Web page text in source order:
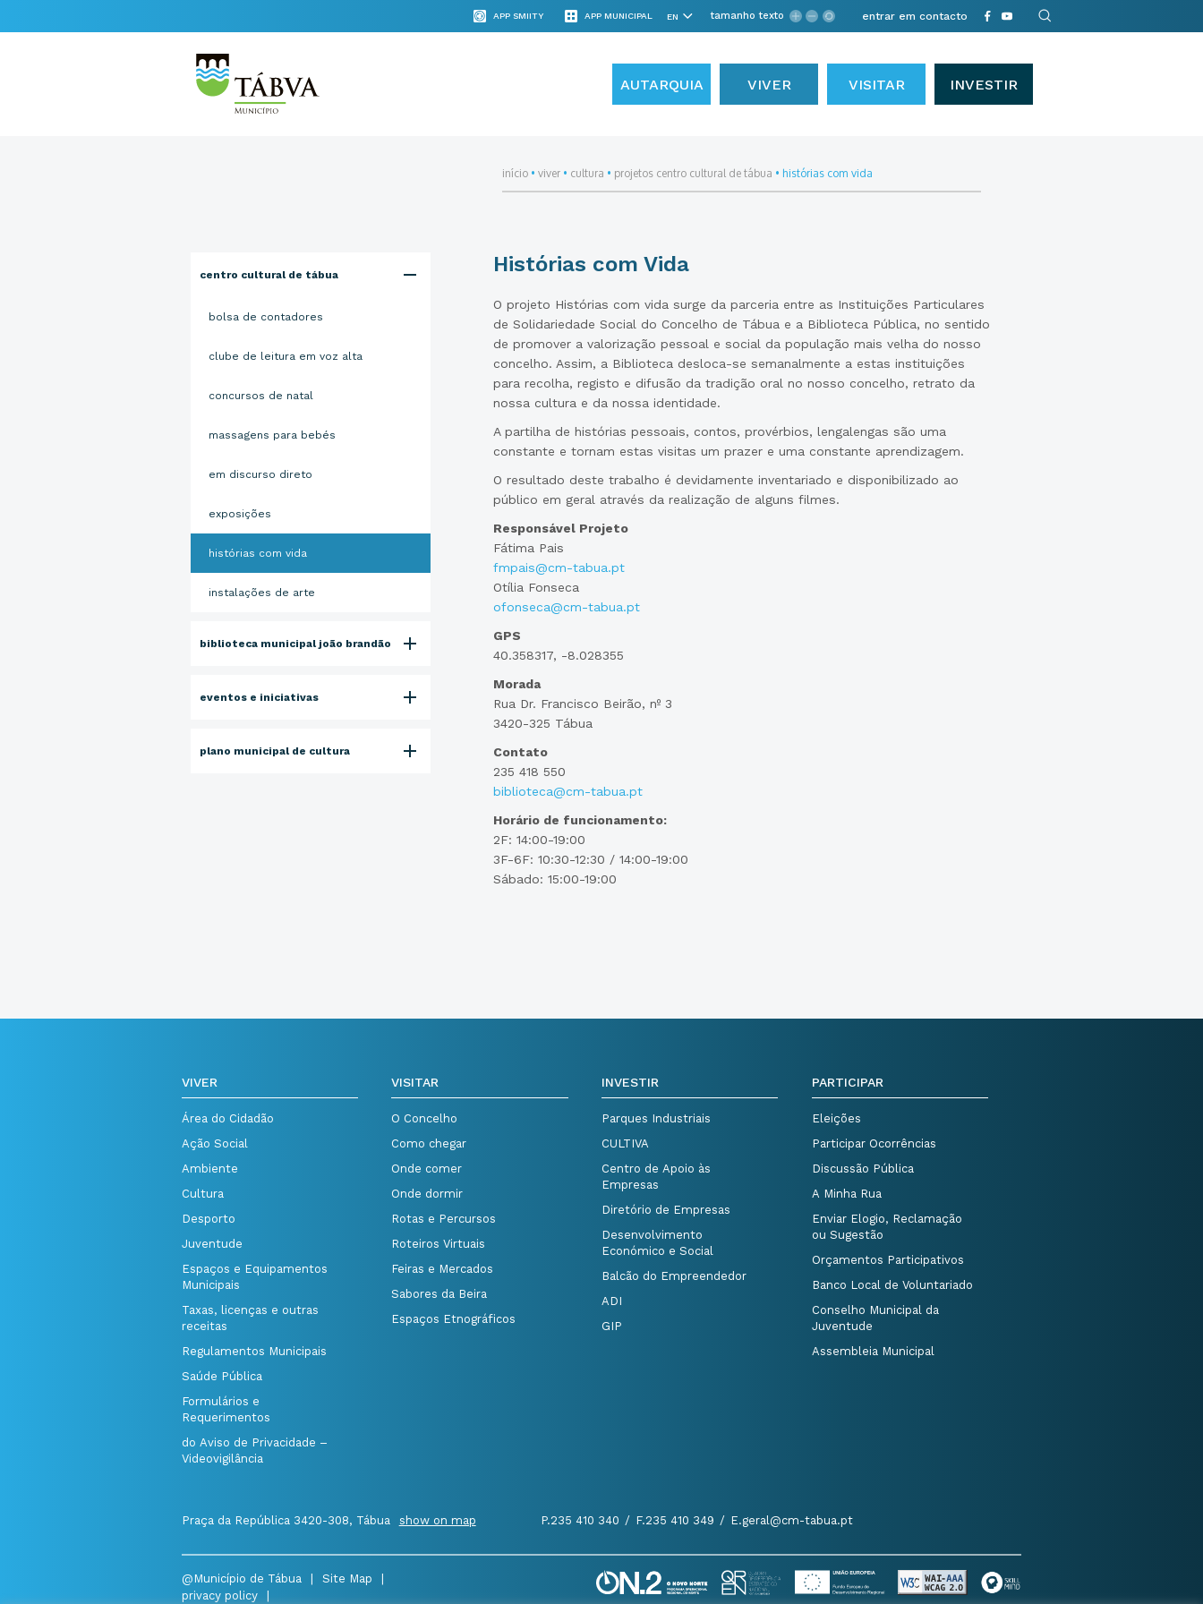
APP SMIITY APP MUNICIPAL tamanho texto entrar em contacto
AUTARQUIA VIVER VISITAR INVESTIR
centro cultural de tábua
bolsa de contadores
clube de leitura em voz alta
concursos de natal
massagens para bebés
em discurso direto
exposições
histórias com vida
instalações de arte
biblioteca municipal joão brandão
eventos e iniciativas
plano municipal de cultura
início•viver• cultura • projetos centro cultural de tábua • histórias com vida
Histórias com Vida
O projeto Histórias com vida surge da parceria entre as Instituições Particulares
de Solidariedade Social do Concelho de Tábua e a Biblioteca Pública, no sentido
de promover a valorização pessoal e social da população mais velha do nosso
concelho. Assim, a Biblioteca desloca-se semanalmente a estas instituições
para recolha, registo e difusão da tradição oral no nosso concelho, retrato da
nossa cultura e da nossa identidade.
A partilha de histórias pessoais, contos, provérbios, lengalengas são uma
constante e tornam estas visitas um prazer e uma constante aprendizagem.
O resultado deste trabalho é devidamente inventariado e disponibilizado ao
público em geral através da realização de alguns filmes.
Responsável Projeto
Fátima Pais
fmpais@cm-tabua.pt
Otília Fonseca
ofonseca@cm-tabua.pt
GPS
40.358317, -8.028355
Morada
Rua Dr. Francisco Beirão, nº 3
3420-325 Tábua
Contato
235 418 550
biblioteca@cm-tabua.pt
Horário de funcionamento:
2F: 14:00-19:00
3F-6F: 10:30-12:30 / 14:00-19:00
Sábado: 15:00-19:00
VIVER
Área do Cidadão
Ação Social
Ambiente
Cultura
Desporto
Juventude
Espaços e Equipamentos
Municipais
Taxas, licenças e outras
receitas
Regulamentos Municipais
Saúde Pública
Formulários e
Requerimentos
do Aviso de Privacidade –
Videovigilância
VISITAR
O Concelho
Como chegar
Onde comer
Onde dormir
Rotas e Percursos
Roteiros Virtuais
Feiras e Mercados
Sabores da Beira
Espaços Etnográficos
INVESTIR
Parques Industriais
CULTIVA
Centro de Apoio às
Empresas
Diretório de Empresas
Desenvolvimento
Económico e Social
Balcão do Empreendedor
ADI
GIP
PARTICIPAR
Eleições
Participar Ocorrências
Discussão Pública
A Minha Rua
Enviar Elogio, Reclamação
ou Sugestão
Orçamentos Participativos
Banco Local de Voluntariado
Conselho Municipal da
Juventude
Assembleia Municipal
Praça da República 3420-308, Tábua show on map P.235 410 340 / F.235 410 349 / E.geral@cm-tabua.pt
@Município de Tábua Site Map
privacy policy